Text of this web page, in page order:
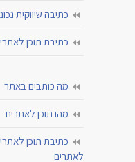
כתיבה שיווקית
כתיבת תוכן
מה כותבים באתר
מהו תוכן לאתרים
כתיבת תוכן
לאתרים